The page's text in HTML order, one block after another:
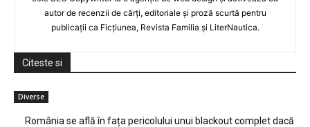
autor de recenzii de cărți, editoriale și proză scurtă pentru
publicații ca Ficțiunea, Revista Familia și LiterNautica.
Citeste si
Diverse
România se află în fața pericolului unui blackout complet dacă